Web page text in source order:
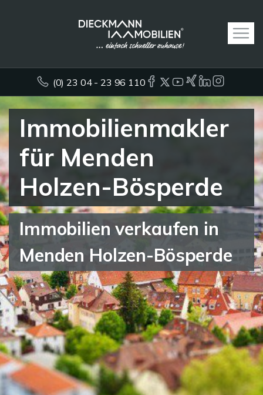
(0) 23 04 - 23 96 110
Immobilienmakler
für Menden
Holzen-Bösperde
Immobilien verkaufen in
Menden Holzen-Bösperde